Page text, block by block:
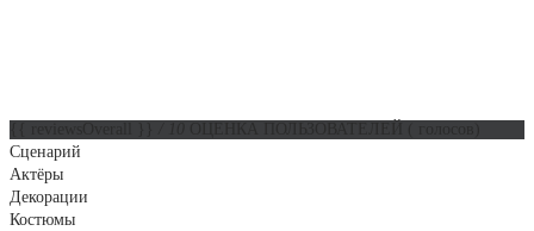
Сценарий
Актёры
Декорации
Костюмы